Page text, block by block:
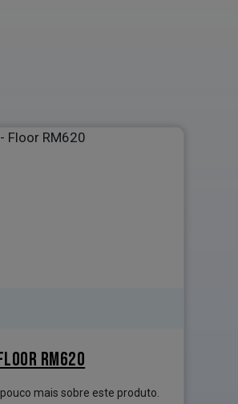
RM620
mais sobre este produto.